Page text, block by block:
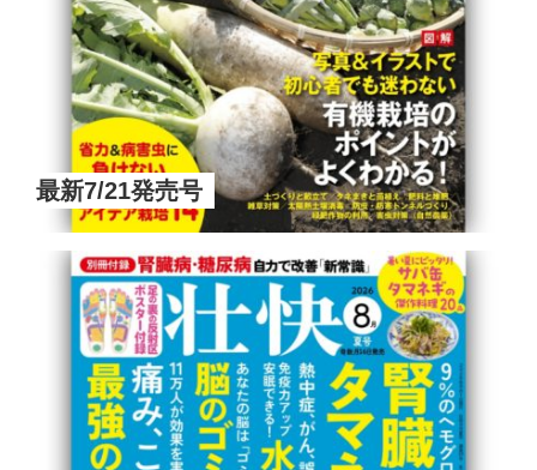
最新7/21発売号